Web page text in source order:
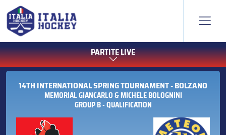
PARTITE LIVE
14TH INTERNATIONAL SPRING TOURNAMENT - BOLZANO
MEMORIAL GIANCARLO & MICHELE BOLOGNINI
GROUP B - QUALIFICATION